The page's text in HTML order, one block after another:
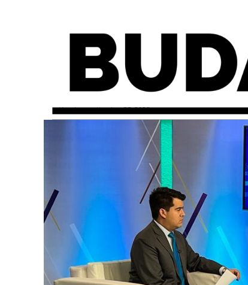
miércoles, septiembre 28, 2022